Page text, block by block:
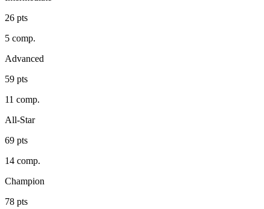
26 pts
5 comp.
Advanced
59 pts
11 comp.
All-Star
69 pts
14 comp.
Champion
78 pts